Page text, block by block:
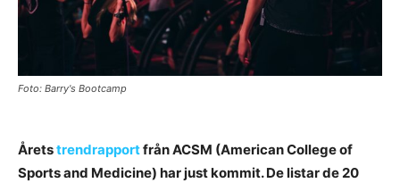
Foto: Barry's Bootcamp
Åretstrendrapportfrån ACSM (American College of
Sports and Medicine) har just kommit. De listar de 20